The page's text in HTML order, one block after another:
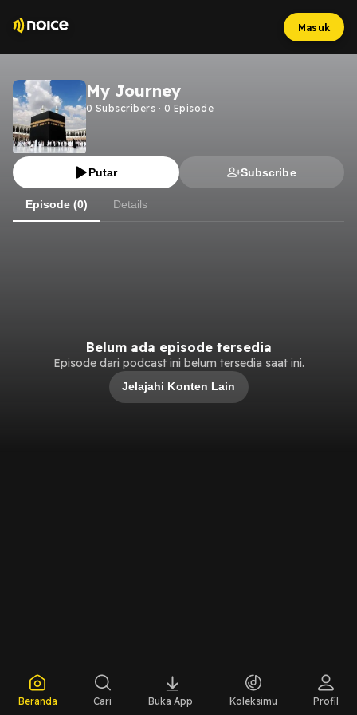
Masuk
My Journey
0 Subscribers · 0 Episode
Putar Subscribe
Episode (0) Details
Belum ada episode tersedia
Episode dari podcast ini belum tersedia saat ini.
Jelajahi Konten Lain
Beranda Cari Buka App Koleksimu Profil